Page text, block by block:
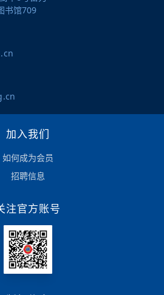
书馆709
加入我们
如何成为会员
招聘信息
注官方账号